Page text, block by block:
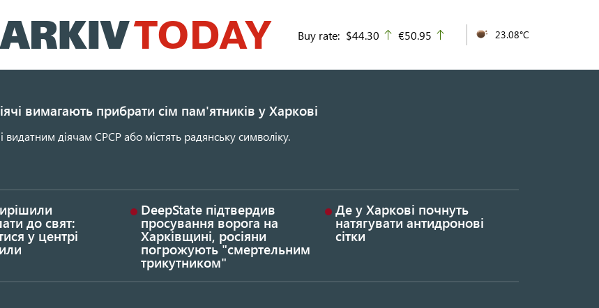
до
основного
Buy rate: $44.30 up
€50.95 23.08°C
вимагають прибрати сім пам'ятників у Харкові
видатним діячам СРСР або містять радянську символіку.
до свят:
у центрі
DeepState підтвердив
просування ворога на
Харківщині, росіяни
погрожують "смертельним
трикутником"
Де у Харкові почнуть
натягувати антидронові
сітки